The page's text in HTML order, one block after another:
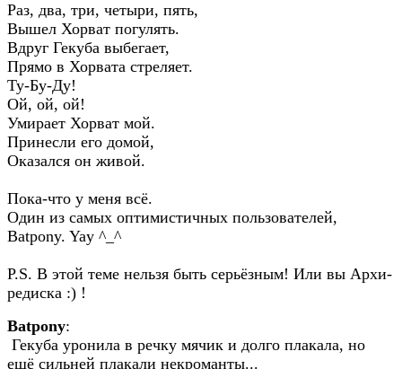
Раз, два, три, четыри, пять,
Вышел Хорват погулять.
Вдруг Гекуба выбегает,
Прямо в Хорвата стреляет.
Ту-Бу-Ду!
Ой, ой, ой!
Умирает Хорват мой.
Принесли его домой,
Оказался он живой.
Пока-что у меня всё.
Один из самых оптимистичных пользователей,
Batpony. Yay ^_^
P.S. В этой теме нельзя быть серьёзным! Или вы Архи-
редиска :) !
Batpony:
Гекуба уронила в речку мячик и долго плакала, но
ещё сильней плакали некроманты...